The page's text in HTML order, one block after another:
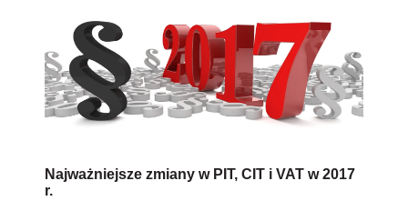
Najważniejsze zmiany w PIT, CIT i VAT w 2017
r.